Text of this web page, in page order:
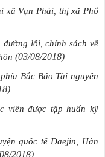
Vạn Phái, thị xã Phổ
đường lối, chính sách về
(03/08/2018)
Bắc Báo Tài nguyên
viên được tập huấn kỹ
quốc tế Daejin, Hàn
2018)